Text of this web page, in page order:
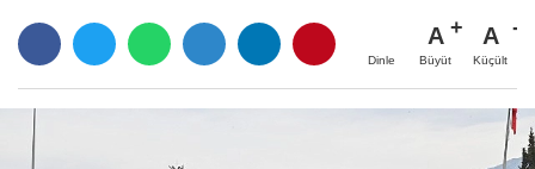
Dinle
A
Büyüt
A
Küçült